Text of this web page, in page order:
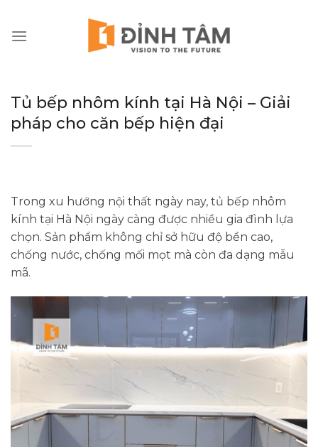
nội
Tủ bếp nhôm kính tại Hà Nội – Giải
pháp cho căn bếp hiện đại
Trong xu hướng nội thất ngày nay, tủ bếp nhôm
kính tại Hà Nội ngày càng được nhiều gia đình lựa
chọn. Sản phẩm không chỉ sở hữu độ bền cao,
chống nước, chống mối mọt mà còn đa dạng mẫu
mã.